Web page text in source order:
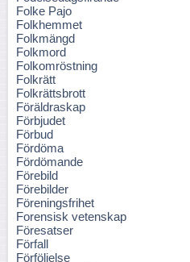
Folke Pajo
Folkhemmet
Folkmängd
Folkmord
Folkomröstning
Folkrätt
Folkrättsbrott
Föräldraskap
Förbjudet
Förbud
Fördöma
Fördömande
Förebild
Förebilder
Föreningsfrihet
Forensisk vetenskap
Föresatser
Förfall
Förföljelse